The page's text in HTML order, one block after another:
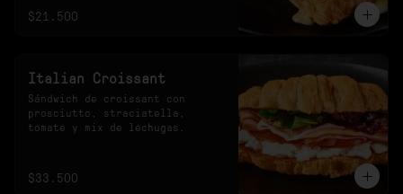
$21.500
Italian Croissant
Sándwich de croissant con
prosciutto, straciatella,
tomate y mix de lechugas.
$33.500